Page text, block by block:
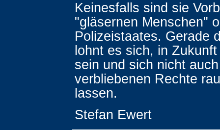
Keinesfalls sind sie
"gläsernen Menschen"
Polizeistaates. Gerade
lohnt es sich, in
sein und sich nicht
verbliebenen Rechte
lassen.
Stefan Ewert